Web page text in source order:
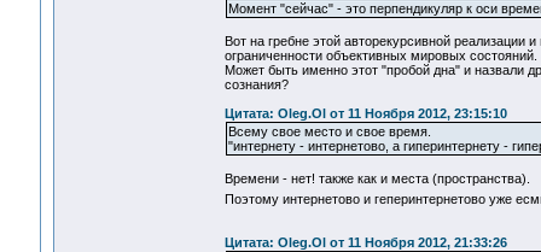
Момент "сейчас" - это перпендикуляр к оси
Вот на гребне этой авторекурсивной реализации
ограниченности объективных мировых состояний.
Может быть именно этот "пробой дна" и назвали
сознания?
Цитата: Oleg.Ol от 11 Ноября 2012, 23:15:10
Всему свое место и свое время.
"интернету - интернетово, а гиперинтернету -
Времени - нет! также как и места (пространства).
Поэтому интернетово и геперинтернетово уже
Цитата: Oleg.Ol от 11 Ноября 2012, 21:33:26